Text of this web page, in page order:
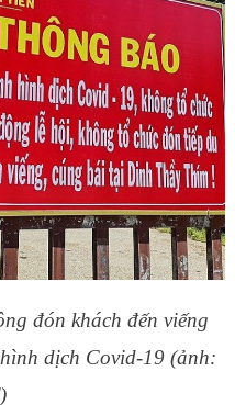
đón khách đến viếng
dịch Covid-19 (ảnh: